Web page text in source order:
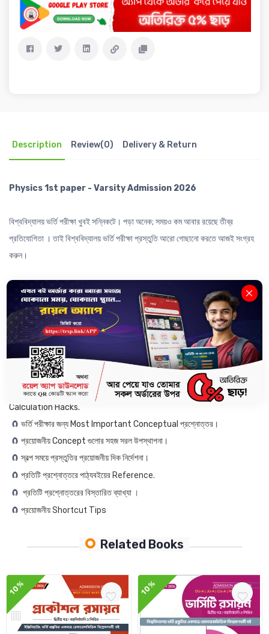
Description Review(0) Delivery & Return
Physics 1st paper - Varsity Admission 2026
বিশ্ববিদ্যালয় ভর্তি পরীক্ষা খুবই সন্নিকটে। পড়া অনেক; সময়ও কম আবার রয়েছে তীব্র
প্রতিযোগিতা । তাই বিশ্ববিদ্যালয় ভর্তি পরীক্ষা প্রস্তুতি আরো গোছানো করতে আজই সংগ্রহ
করুন।
𝐕𝐚𝐫𝐬𝐢𝐭𝐲 𝐀𝐝𝐦𝐢𝐬𝐬𝐢𝐨𝐧 𝐁𝐨𝐨𝐤 - Physics 1st paper
বইটিতে রয়েছেঃ
------------------------
🧲DU , GST, JU, RU এবং CU সহ সকল স্বনামধন্য বিশ্ববিদ্যালয়ের বিগত ১৭ বছরের
প্রশ্নোত্তর ও এনালাইসিস।
Calculator ছাড়াই ভর্তি পরীক্ষায় স্বল্পতম সময়ে গাণিতিক সমস্যা সমাধানের জন্য
Calculation Hacks.
🧲 ভর্তি পরীক্ষার জন্য Most Important Conceptual প্রশ্নোত্তর।
🧲 প্রয়োজনীয় Concept গুলোর সহজ সরল উপস্থাপনা।
🧲স্বল্প সময়ে প্রস্তুতির প্রয়োজনীয় দিক নির্দেশনা।
🧲 প্রতিটি প্রশ্নোত্তরে পাঠ্যবইয়ের Reference.
🧲 প্রতিটি প্রশ্নোত্তরের বিস্তারিত ব্যাখ্যা ।
🧲 প্রয়োজনীয় Shortcut Tips
Related Books
10% 10%